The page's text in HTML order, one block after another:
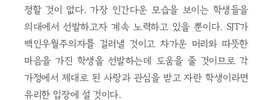
정할 것이 없다. 가장 인간다운 모습을 보이는 학생들을
의대에서 선발하고자 계속 노력하고 있을 뿐이다. SJT가
백인우월주의자를 걸러낼 것이고 차가운 머리와 따뜻한
마음을 가진 학생을 선발하는데 도움을 줄 것이므로 각
가정에서 제대로 된 사랑과 관심을 받고 자란 학생이라면
유리한 입장에 설 것이다.